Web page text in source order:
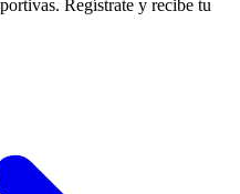
Regístrate y recibe tu